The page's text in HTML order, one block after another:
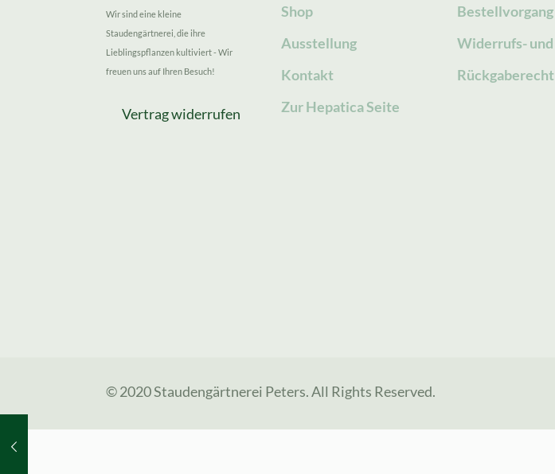
Wir sind eine kleine
Staudengärtnerei, die ihre
Lieblingspflanzen kultiviert - Wir
freuen uns auf Ihren Besuch!
Vertrag widerrufen
Shop
Ausstellung
Kontakt
Zur Hepatica Seite
Bestellvorgang
Widerrufs- und
Rückgaberecht
© 2020 Staudengärtnerei Peters. All Rights Reserved.